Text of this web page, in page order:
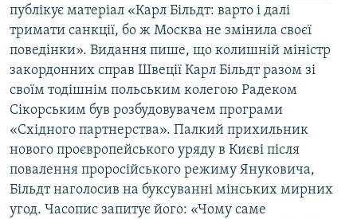
публікує матеріал «Карл Більдт: варто і далі
тримати санкції, бо ж Москва не змінила своєї
поведінки». Видання пише, що колишній міністр
закордонних справ Швеції Карл Більдт разом зі
своїм тодішнім польським колегою Радеком
Сікорським був розбудовувачем програми
«Східного партнерства». Палкий прихильник
нового проєвропейського уряду в Києві після
повалення проросійського режиму Януковича,
Більдт наголосив на буксуванні мінських мирних
угод. Часопис запитує його: «Чому саме